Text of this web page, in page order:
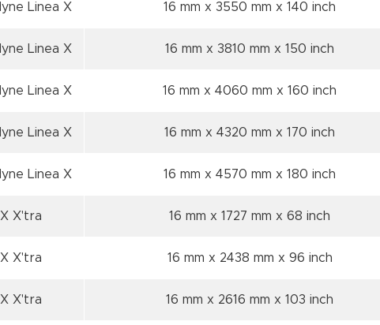
Linea X 16 mm x 3550 mm x 140 inch
Linea X 16 mm x 3810 mm x 150 inch
Linea X 16 mm x 4060 mm x 160 inch
Linea X 16 mm x 4320 mm x 170 inch
Linea X 16 mm x 4570 mm x 180 inch
X'tra 16 mm x 1727 mm x 68 inch
X'tra 16 mm x 2438 mm x 96 inch
X'tra 16 mm x 2616 mm x 103 inch